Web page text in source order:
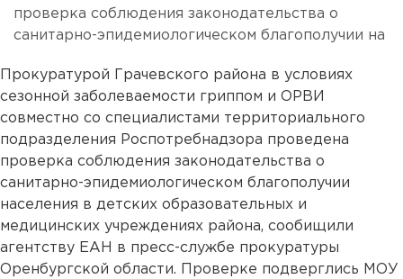
проверка соблюдения законодательства о
санитарно-эпидемиологическом благополучии на
Прокуратурой Грачевского района в условиях
сезонной заболеваемости гриппом и ОРВИ
совместно со специалистами территориального
подразделения Роспотребнадзора проведена
проверка соблюдения законодательства о
санитарно-эпидемиологическом благополучии
населения в детских образовательных и
медицинских учреждениях района, сообищили
агентству ЕАН в пресс-службе прокуратуры
Оренбургской области. Проверке подверглись МОУ